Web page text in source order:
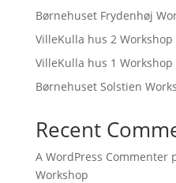
Børnehuset Frydenhøj
VilleKulla hus 2 Workshop
VilleKulla hus 1 Workshop
Børnehuset Solstien
Recent
A WordPress Commenter
Workshop